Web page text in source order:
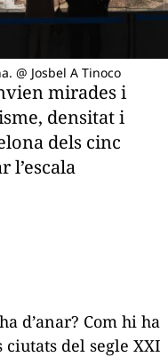
@ Josbel A Tinoco
mirades i
densitat i
dels cinc
l’escala
d’anar? Com hi ha
ciutats del segle XXI